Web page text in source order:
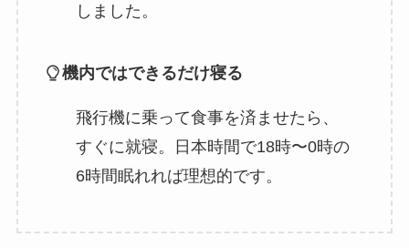
しました。
機内ではできるだけ寝る
飛行機に乗って食事を済ませたら、
すぐに就寝。日本時間で18時〜0時の
6時間眠れれば理想的です。